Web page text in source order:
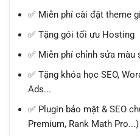
✅ Miễn phí cài đặt theme
✅ Tặng gói tối ưu Hosting
✅ Miễn phí chỉnh sửa màu
✅ Tặng khóa học SEO,
Ads...
✅ Plugin bảo mật & SEO
Premium, Rank Math Pro...)